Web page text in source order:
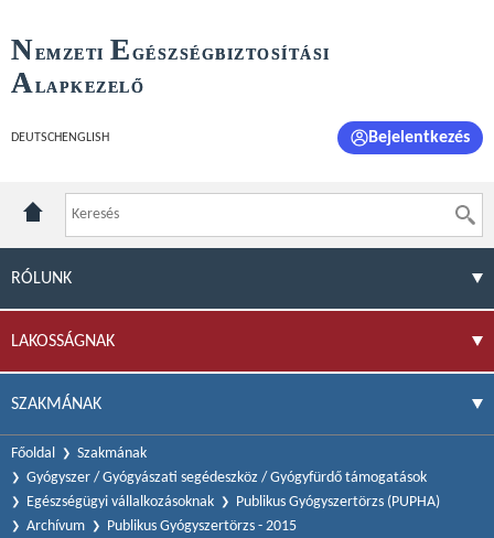
NEMZETI E GÉSZSÉGBIZTOSÍTÁSI
ALAPKEZELŐ
DEUTSCH ENGLISH Bejelentkezés
RÓLUNK
LAKOSSÁGNAK
SZAKMÁNAK
Főoldal
Szakmának
Gyógyszer / Gyógyászati segédeszköz / Gyógyfürdő támogatások
Egészségügyi vállalkozásoknak
Publikus Gyógyszertörzs (PUPHA)
Archívum
Publikus Gyógyszertörzs - 2015